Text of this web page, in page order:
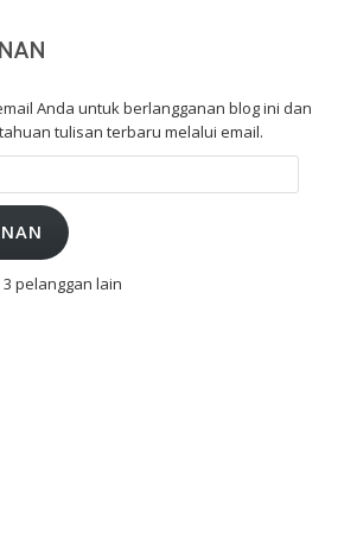
Anda untuk berlangganan blog ini dan
tulisan terbaru melalui email.
pelanggan lain